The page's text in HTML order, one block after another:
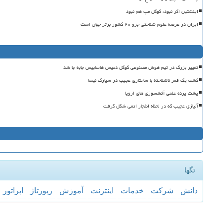
اینشتین اگر نبود، گوگل مپ هم نبود
ایران در عرصه علوم شناختی جزو ۲۰ کشور برتر جهان است
تغییر بزرگ در تیم هوش مصنوعی گوگل دمیس هاسابیس جابه جا شد
کشف یک قمر ناشناخته با ساختاری عجیب در سیارک نیسا
پشت پرده علمی آتشسوزی های اروپا
آلیاژی عجیب که در لحظه انفجار اتمی شکل گرفت
تگها
دانش شركت خدمات اینترنت آموزش رپورتاژ اپراتور